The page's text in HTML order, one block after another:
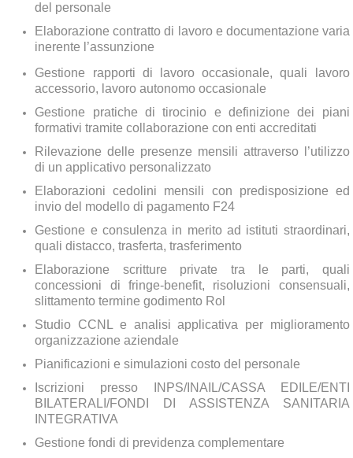
del personale
Elaborazione contratto di lavoro e documentazione varia
inerente l’assunzione
Gestione rapporti di lavoro occasionale, quali lavoro
accessorio, lavoro autonomo occasionale
Gestione pratiche di tirocinio e definizione dei piani
formativi tramite collaborazione con enti accreditati
Rilevazione delle presenze mensili attraverso l’utilizzo
di un applicativo personalizzato
Elaborazioni cedolini mensili con predisposizione ed
invio del modello di pagamento F24
Gestione e consulenza in merito ad istituti straordinari,
quali distacco, trasferta, trasferimento
Elaborazione scritture private tra le parti, quali
concessioni di fringe-benefit, risoluzioni consensuali,
slittamento termine godimento Rol
Studio CCNL e analisi applicativa per miglioramento
organizzazione aziendale
Pianificazioni e simulazioni costo del personale
Iscrizioni presso INPS/INAIL/CASSA EDILE/ENTI
BILATERALI/FONDI DI ASSISTENZA SANITARIA
INTEGRATIVA
Gestione fondi di previdenza complementare